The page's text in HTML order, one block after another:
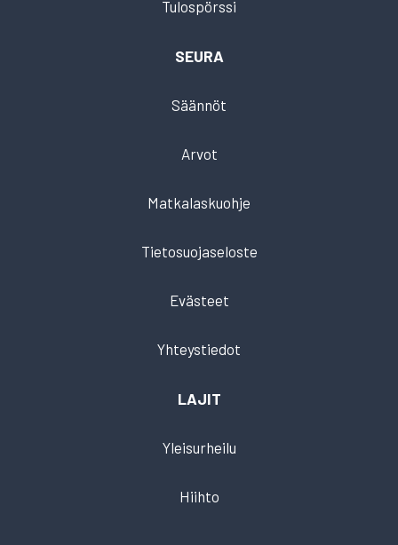
Tulospörssi
SEURA
Säännöt
Arvot
Matkalaskuohje
Tietosuojaseloste
Evästeet
Yhteystiedot
LAJIT
Yleisurheilu
Hiihto